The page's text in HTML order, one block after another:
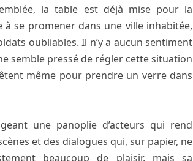
la table est déjà mise pour la
se promener dans une ville inhabitée,
oubliables. Il n’y a aucun sentiment
semble pressé de régler cette situation
même pour prendre un verre dans
une panoplie d’acteurs qui rend
et des dialogues qui, sur papier, ne
beaucoup de plaisir, mais sa